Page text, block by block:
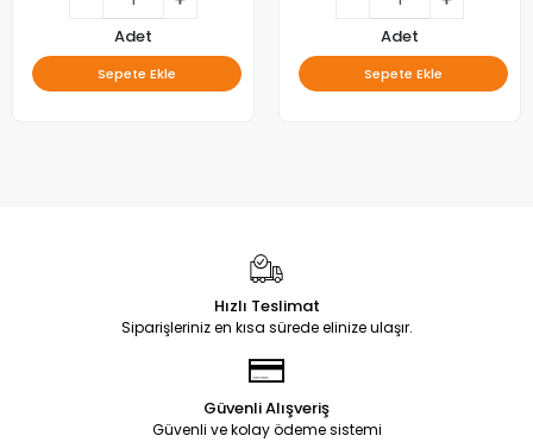
Adet
Sepete Ekle
Adet
Sepete Ekle
Hızlı Teslimat
Siparişleriniz en kısa sürede elinize ulaşır.
Güvenli Alışveriş
Güvenli ve kolay ödeme sistemi